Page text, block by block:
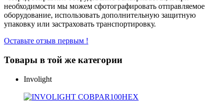
необходимости мы можем сфотографировать отправляемое
оборудование, использовать дополнительную защитную
упаковку или застраховать транспортировку.
Оставьте отзыв первым !
Товары в той же категории
Involight